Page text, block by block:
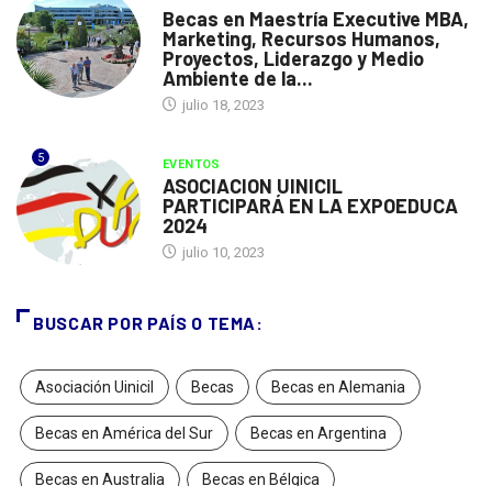
Becas en Maestría Executive MBA,
Marketing, Recursos Humanos,
Proyectos, Liderazgo y Medio
Ambiente de la...
julio 18, 2023
5 EVENTOS
ASOCIACION UINICIL
PARTICIPARÁ EN LA EXPOEDUCA
2024
julio 10, 2023
BUSCAR POR PAÍS O TEMA:
Asociación Uinicil Becas Becas en Alemania
Becas en América del Sur Becas en Argentina
Becas en Australia Becas en Bélgica